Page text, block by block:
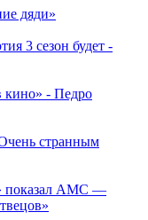
дяди»
3 сезон будет -
кино» - Педро
странным
показал АМС —